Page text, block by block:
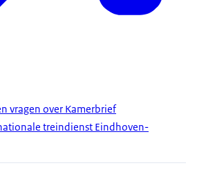
vragen over Kamerbrief
treindienst Eindhoven-